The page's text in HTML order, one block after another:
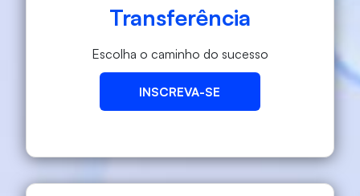
Transferência
Escolha o caminho do sucesso
INSCREVA-SE